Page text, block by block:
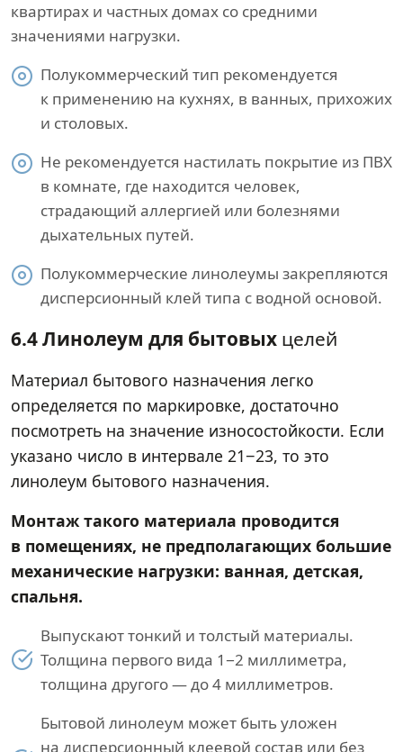
квартирах и частных домах со средними
значениями нагрузки.
Полукоммерческий тип рекомендуется
к применению на кухнях, в ванных, прихожих
и столовых.
Не рекомендуется настилать покрытие из ПВХ
в комнате, где находится человек,
страдающий аллергией или болезнями
дыхательных путей.
Полукоммерческие линолеумы закрепляются
дисперсионный клей типа с водной основой.
6.4 Линолеум для бытовых целей
Материал бытового назначения легко
определяется по маркировке, достаточно
посмотреть на значение износостойкости. Если
указано число в интервале 21−23, то это
линолеум бытового назначения.
Монтаж такого материала проводится
в помещениях, не предполагающих большие
механические нагрузки: ванная, детская,
спальня.
Выпускают тонкий и толстый материалы.
Толщина первого вида 1−2 миллиметра,
толщина другого — до 4 миллиметров.
Бытовой линолеум может быть уложен
на дисперсионный клеевой состав или без